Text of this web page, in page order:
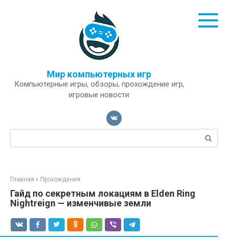
Мир компьютерных игр
Компьютерные игры, обзоры, прохождение игр,
игровые новости
Поиск:
Главная » Прохождения
Гайд по секретным локациям в Elden Ring
Nightreign — изменчивые земли